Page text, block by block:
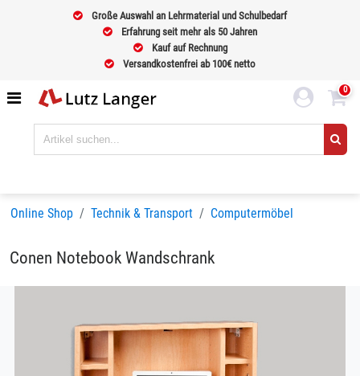
Große Auswahl an Lehrmaterial und Schulbedarf
Erfahrung seit mehr als 50 Jahren
Kauf auf Rechnung
Versandkostenfrei ab 100€ netto
0
Online Shop Technik & Transport Computermöbel
Conen Notebook Wandschrank